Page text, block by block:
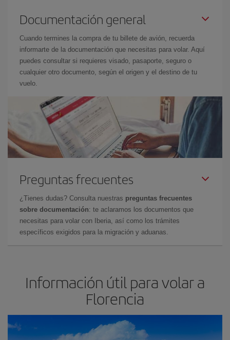
Documentación general
Cuando termines la compra de tu billete de avión, recuerda
informarte de la documentación que necesitas para volar. Aquí
puedes consultar si requieres visado, pasaporte, seguro o
cualquier otro documento, según el origen y el destino de tu
vuelo.
Preguntas frecuentes
¿Tienes dudas? Consulta nuestras preguntas frecuentes
sobre documentación: te aclaramos los documentos que
necesitas para volar con Iberia, así como los trámites
específicos exigidos para la migración y aduanas.
Información útil para volar a
Florencia